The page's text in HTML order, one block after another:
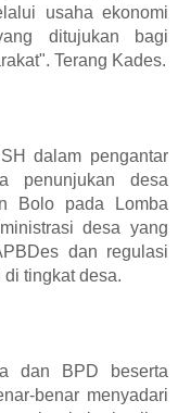
usaha ekonomi
ditujukan bagi
Terang Kades.
dalam pengantar
penunjukan desa
Bolo pada Lomba
desa yang
dan regulasi
tingkat desa.
dan BPD beserta
benar menyadari